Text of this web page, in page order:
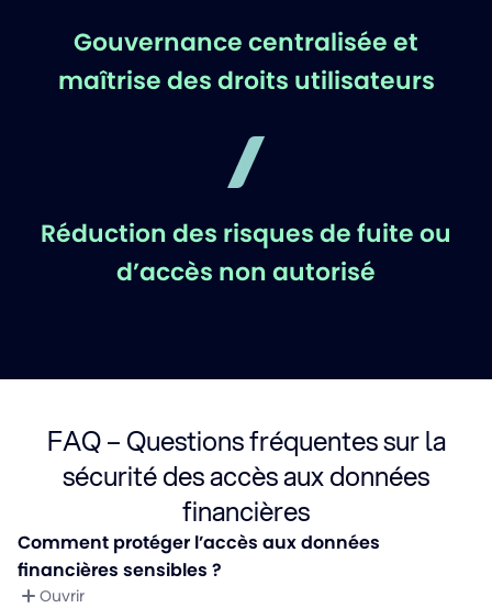
Gouvernance centralisée et
maîtrise des droits utilisateurs
Réduction des risques de fuite ou
d’accès non autorisé
FAQ – Questions fréquentes sur la
sécurité des accès aux données
financières
Comment protéger l’accès aux données
financières sensibles ?
Ouvrir